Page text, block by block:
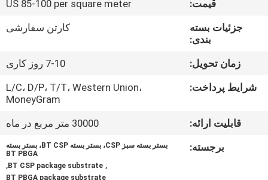
کنترل
کیفیت
تماس
قیمت:
US 85-100 per square meter
جزئیات بسته
بندی:
کارتن سفارشی
زمان تحویل:
7-10 روز کاری
شرایط پرداخت:
L/C، D/P، T/T، Western Union،
MoneyGram
قابلیت ارائه:
30000 متر مربع در ماه
برجسته:
بستر بسته سبز CSP، بستر بسته BT CSP، بستر بسته
BT PBGA
,
BT CSP package substrate
,
BT PBGA package substrate